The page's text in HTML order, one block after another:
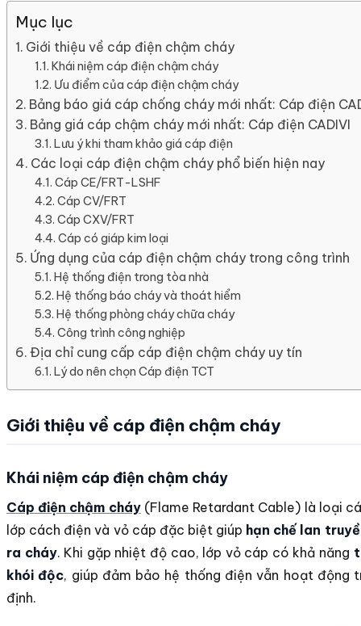
Mục lục
Giới thiệu về cáp điện chậm cháy
Khái niệm cáp điện chậm cháy
Ưu điểm của cáp điện chậm cháy
Bảng báo giá cáp chống cháy mới nhất: Cáp điện
Bảng giá cáp chậm cháy mới nhất: Cáp điện CADIVI
Lưu ý khi tham khảo giá cáp điện
Các loại cáp điện chậm cháy phổ biến hiện nay
Cáp CE/FRT-LSHF
Cáp CV/FRT
Cáp CXV/FRT
Cáp có giáp kim loại
Ứng dụng của cáp điện chậm cháy trong công trình
Hệ thống điện trong tòa nhà
Hệ thống báo cháy và thoát hiểm
Hệ thống phòng cháy chữa cháy
Công trình công nghiệp
Địa chỉ cung cấp cáp điện chậm cháy uy tín
Lý do nên chọn Cáp điện TCT
Giới thiệu về cáp điện chậm cháy
Khái niệm cáp điện chậm cháy
Cáp điện chậm cháy(Flame Retardant Cable) là loại
lớp cách điện và vỏ cáp đặc biệt giúp hạn chế lan
ra cháy. Khi gặp nhiệt độ cao, lớp vỏ cáp có khả năng
khói độc, giúp đảm bảo hệ thống điện vẫn hoạt động
định.